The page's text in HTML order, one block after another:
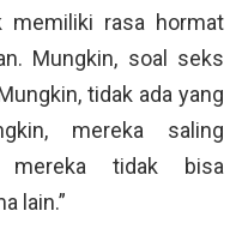
memiliki rasa hormat
Mungkin, soal seks
tidak ada yang
mereka saling
mereka tidak bisa
lain.”